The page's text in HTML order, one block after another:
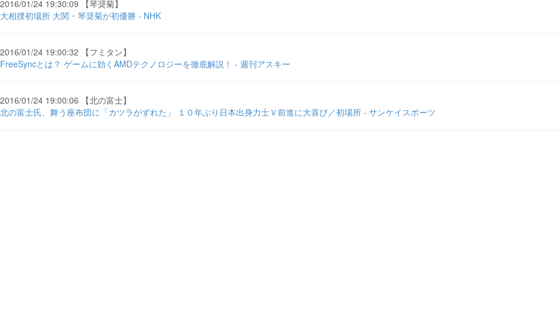
2016/01/24 19:30:09 【琴奨菊】
大相撲初場所 大関・琴奨菊が初優勝 - NHK
2016/01/24 19:00:32 【フミタン】
FreeSyncとは？ ゲームに効くAMDテクノロジーを徹底解説！ - 週刊アスキー
2016/01/24 19:00:06 【北の富士】
北の富士氏、舞う座布団に「カツラがずれた」 １０年ぶり日本出身力士Ｖ前進に大喜び／初場所 - サンケイスポーツ